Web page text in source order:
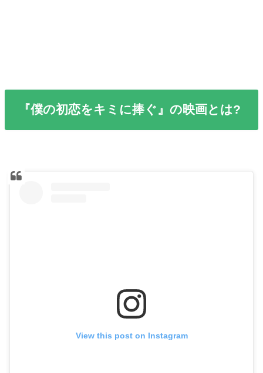
『僕の初恋をキミに捧ぐ』の映画とは?
View this post on Instagram